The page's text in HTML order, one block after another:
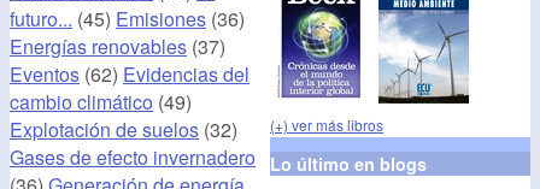
futuro... (45) Emisiones (36)
Energías renovables (37)
Eventos (62) Evidencias del
cambio climático (49)
Explotación de suelos (32)
Gases de efecto invernadero
(+) ver más libros
Lo último en blogs